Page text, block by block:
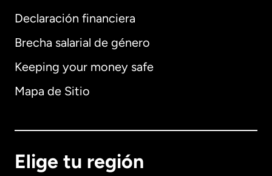
Declaración financiera
Brecha salarial de género
Keeping your money safe
Mapa de Sitio
Elige tu región
Alemania